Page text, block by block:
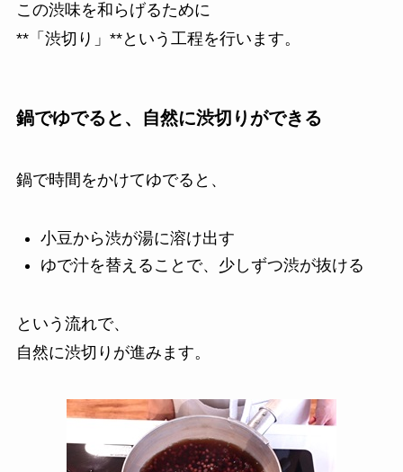
この渋味を和らげるために
**「渋切り」**という工程を行います。
鍋でゆでると、自然に渋切りができる
鍋で時間をかけてゆでると、
小豆から渋が湯に溶け出す
ゆで汁を替えることで、少しずつ渋が抜ける
という流れで、
自然に渋切りが進みます。